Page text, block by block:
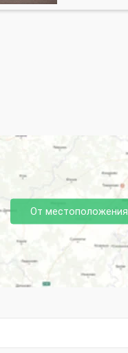
От местоположения